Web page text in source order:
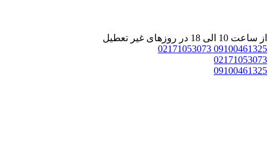
ساعت 10 الی 18 در روزهای غیر تعطیل
02171053073